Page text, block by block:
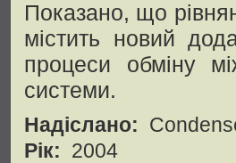
Показано, що
містить новий
процеси обміну
системи.
Надіслано:
Рік: 2004